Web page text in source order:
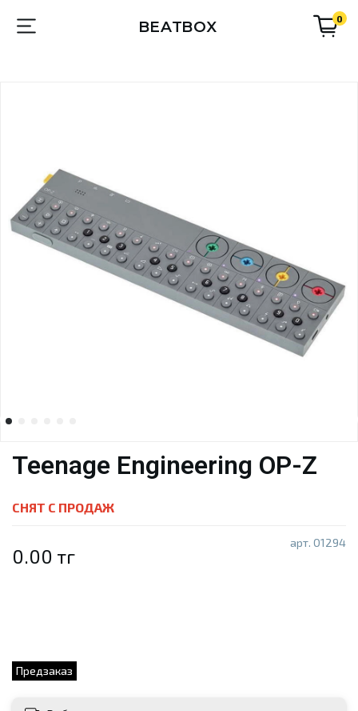
BEATBOX 0
арт. 01294
Предзаказ
Teenage Engineering OP-Z
0.00 тг
СНЯТ С ПРОДАЖ